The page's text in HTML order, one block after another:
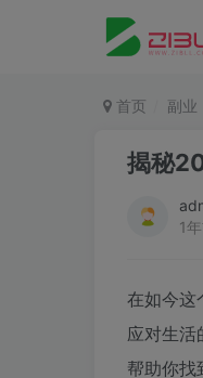
首页 副业
揭秘
1
在如今这
应对生活
帮助你找